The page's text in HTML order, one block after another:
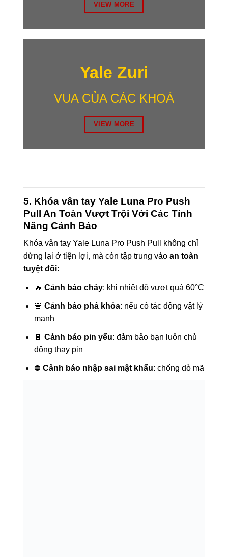
VIEW MORE
Yale Zuri
VUA CỦA CÁC KHOÁ
VIEW MORE
5. Khóa vân tay Yale Luna Pro Push
Pull An Toàn Vượt Trội Với Các Tính
Năng Cảnh Báo
Khóa vân tay Yale Luna Pro Push Pull không chỉ
dừng lại ở tiện lợi, mà còn tập trung vào an toàn
tuyệt đối:
🔥 Cảnh báo cháy: khi nhiệt độ vượt quá 60°C
🚨 Cảnh báo phá khóa: nếu có tác động vật lý
mạnh
🔋 Cảnh báo pin yếu: đảm bảo bạn luôn chủ
động thay pin
⛔ Cảnh báo nhập sai mật khẩu: chống dò mã